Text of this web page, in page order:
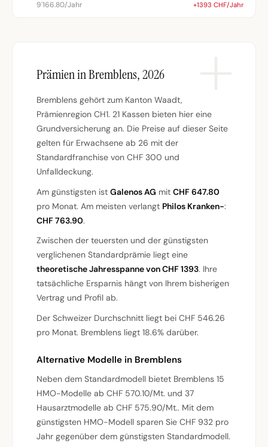
9'166.80/Jahr +1393 CHF/Jahr
Prämien in Bremblens, 2026
Bremblens gehört zum Kanton Waadt,
Prämienregion CH1. 21 Kassen bieten hier eine
Grundversicherung an. Die Preise auf dieser Seite
gelten für Erwachsene ab 26 mit der
Standardfranchise von CHF 300 und
Unfalldeckung.
Am günstigsten ist Galenos AG mit CHF 647.80
pro Monat. Am meisten verlangt Philos Kranken-:
CHF 763.90.
Zwischen der teuersten und der günstigsten
verglichenen Standardprämie liegt eine
theoretische Jahresspanne von CHF 1393. Ihre
tatsächliche Ersparnis hängt von Ihrem bisherigen
Vertrag und Profil ab.
Der Schweizer Durchschnitt liegt bei CHF 546.26
pro Monat. Bremblens liegt 18.6% darüber.
Alternative Modelle in Bremblens
Neben dem Standardmodell bietet Bremblens 15
HMO-Modelle ab CHF 570.10/Mt. und 37
Hausarztmodelle ab CHF 575.90/Mt.. Mit dem
günstigsten HMO-Modell sparen Sie CHF 932 pro
Jahr gegenüber dem günstigsten Standardmodell.